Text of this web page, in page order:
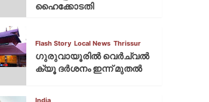
ഹൈക്കോടതി
Flash Story Local News Thrissur
ഗുരുവായൂരില്‍ വെര്‍ച്വല്‍
ക്യൂ ദര്‍ശനം ഇന്ന് മുതല്‍
India